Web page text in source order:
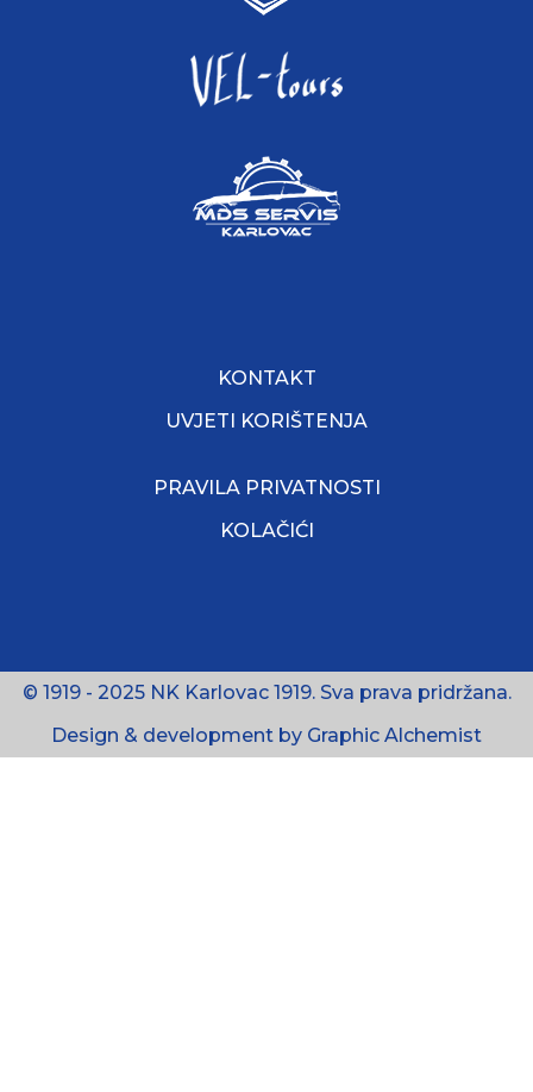
KONTAKT
UVJETI KORIŠTENJA
PRAVILA PRIVATNOSTI
KOLAČIĆI
© 1919 - 2025 NK Karlovac 1919. Sva prava pridržana.
Design & development by Graphic Alchemist